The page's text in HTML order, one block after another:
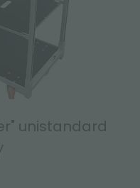
unistandard